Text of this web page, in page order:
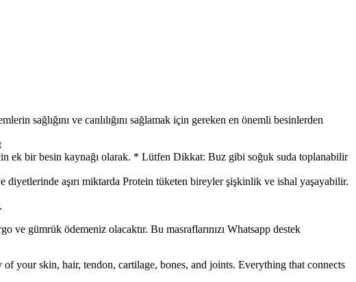
sağlığını ve canlılığını sağlamak için gereken en önemli besinlerden
ek bir besin kaynağı olarak. * Lütfen Dikkat: Buz gibi soğuk suda toplanabilir
aşırı miktarda Protein tüketen bireyler şişkinlik ve ishal yaşayabilir.
ve gümrük ödemeniz olacaktır. Bu masraflarınızı Whatsapp destek
skin, hair, tendon, cartilage, bones, and joints. Everything that connects